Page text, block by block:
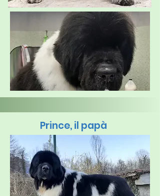
Prince, il papà